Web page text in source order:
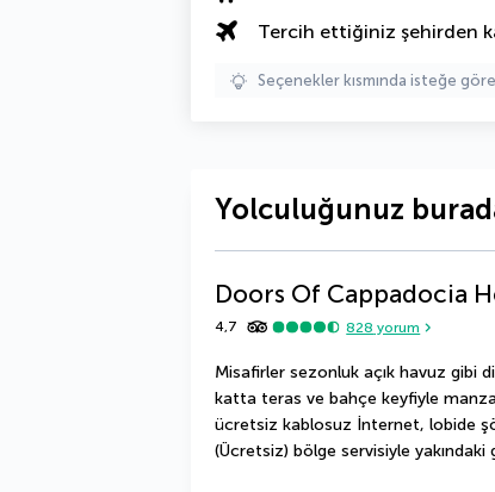
Tercih ettiğiniz şehirden
Seçenekler kısmında isteğe
Yolculuğunuz
Doors Of Cappadocia
4,7 828 yorum
Misafirler sezonluk açık havuz gibi
katta teras ve bahçe keyfiyle
ücretsiz kablosuz İnternet, lobide
(Ücretsiz) bölge servisiyle